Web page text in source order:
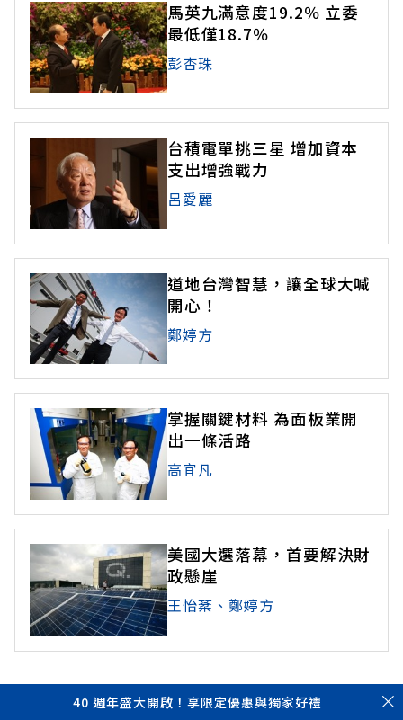
馬英九滿意度19.2％ 立委
最低僅18.7％
彭杏珠
台積電單挑三星 增加資本
支出增強戰力
呂愛麗
道地台灣智慧，讓全球大喊
開心！
鄭婷方
掌握關鍵材料 為面板業開
出一條活路
高宜凡
美國大選落幕，首要解決財
政懸崖
王怡棻、鄭婷方
40 週年盛大開啟！享限定優惠與獨家好禮